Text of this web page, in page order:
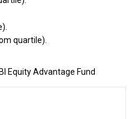
quartile).
Equity Advantage Fund